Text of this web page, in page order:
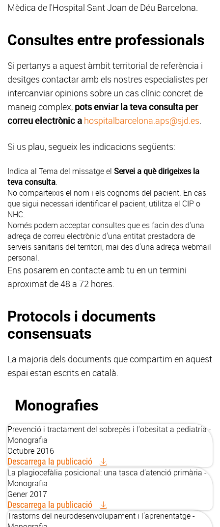
Mèdica de l'Hospital Sant Joan de Déu Barcelona.
Consultes entre professionals
Si pertanys a aquest àmbit territorial de referència i
desitges contactar amb els nostres especialistes per
intercanviar opinions sobre un cas clínic concret de
maneig complex, pots enviar la teva consulta per
correu electrònic a hospitalbarcelona.aps@sjd.es
Si us plau, segueix les indicacions següents:
Indica al Tema del missatge el Servei a què dirigeixes la
teva consulta.
No comparteixis el nom i els cognoms del pacient. En cas
que sigui necessari identificar el pacient, utilitza el CIP o
NHC.
Només podem acceptar consultes que es facin des d'una
adreça de correu electrònic d'una entitat prestadora de
serveis sanitaris del territori, mai des d'una adreça webmail
personal.
Ens posarem en contacte amb tu en un termini
aproximat de 48 a 72 hores.
Protocols i documents
consensuats
La majoria dels documents que compartim en aquest
espai estan escrits en català.
Monografies
Prevenció i tractament del sobrepès i l'obesitat a pediatria -
Monografia
Octubre 2016
Descarrega la publicació
La plagiocefàlia posicional: una tasca d'atenció primària -
Monografia
Gener 2017
Descarrega la publicació
Trastorns del neurodesenvolupament i l'aprenentatge -